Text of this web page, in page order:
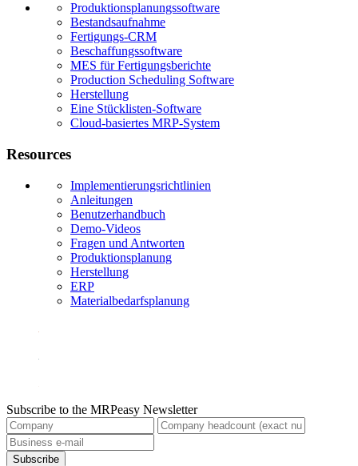
Produktionsplanungssoftware
Bestandsaufnahme
Fertigungs-CRM
Beschaffungssoftware
MES für Fertigungsberichte
Production Scheduling Software
Herstellung
Eine Stücklisten-Software
Cloud-basiertes MRP-System
Resources
Implementierungsrichtlinien
Anleitungen
Benutzerhandbuch
Demo-Videos
Fragen und Antworten
Produktionsplanung
Herstellung
ERP
Materialbedarfsplanung
Subscribe to the MRPeasy Newsletter
Subscribe